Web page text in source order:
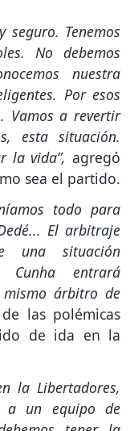
seguro. Tenemos
No debemos
nuestra
Por esos
Vamos a revertir
esta situación.
la vida”, agregó
sea el partido.
todo para
El arbitraje
una situación
Cunha entrará
árbitro de
las polémicas
de ida en la
la Libertadores,
a un equipo de